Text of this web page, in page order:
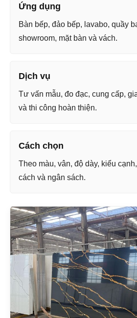
Ứng dụng
Bàn bếp, đảo bếp, lavabo, quầy
showroom, mặt bàn và vách.
Dịch vụ
Tư vấn mẫu, đo đạc, cung cấp,
và thi công hoàn thiện.
Cách chọn
Theo màu, vân, độ dày, kiểu
cách và ngân sách.